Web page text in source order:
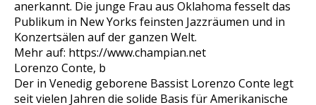
anerkannt. Die junge Frau aus Oklahoma fesselt das
Publikum in New Yorks feinsten Jazzräumen und in
Konzertsälen auf der ganzen Welt.
Mehr auf: https://www.champian.net
Lorenzo Conte, b
Der in Venedig geborene Bassist Lorenzo Conte legt
seit vielen Jahren die solide Basis für Amerikanische